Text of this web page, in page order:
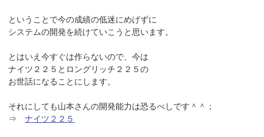
ということで今の成績の低迷にめげずに
システムの開発を続けていこうと思います。
とはいえ今すぐは作らないので、今は
ナイツ２２５とロングリッチ２２５の
お世話になることにします。
それにしても山本さんの開発能力は恐るべしです＾＾；
⇒ナイツ２２５